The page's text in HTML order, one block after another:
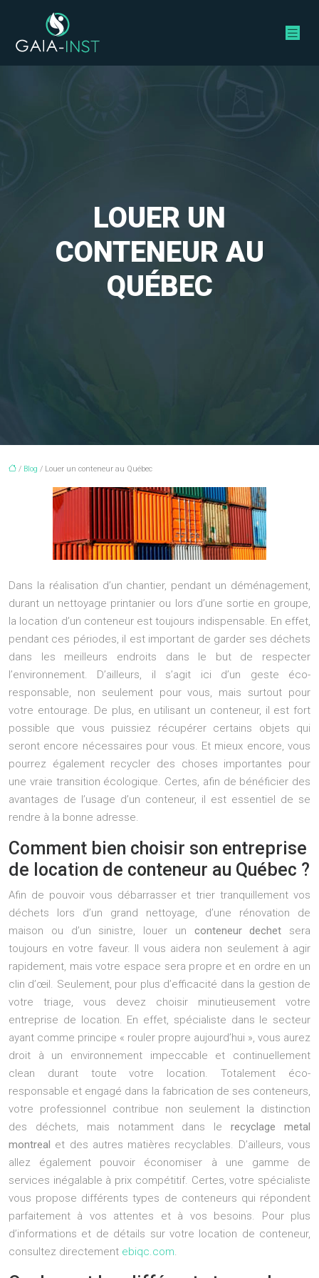
LOUER UN
CONTENEUR AU
QUÉBEC
/ Blog / Louer un conteneur au Québec
Dans la réalisation d’un chantier, pendant un déménagement,
durant un nettoyage printanier ou lors d’une sortie en groupe,
la location d’un conteneur est toujours indispensable. En effet,
pendant ces périodes, il est important de garder ses déchets
dans les meilleurs endroits dans le but de respecter
l’environnement. D’ailleurs, il s’agit ici d’un geste éco-
responsable, non seulement pour vous, mais surtout pour
votre entourage. De plus, en utilisant un conteneur, il est fort
possible que vous puissiez récupérer certains objets qui
seront encore nécessaires pour vous. Et mieux encore, vous
pourrez également recycler des choses importantes pour
une vraie transition écologique. Certes, afin de bénéficier des
avantages de l’usage d’un conteneur, il est essentiel de se
rendre à la bonne adresse.
Comment bien choisir son entreprise
de location de conteneur au Québec ?
Afin de pouvoir vous débarrasser et trier tranquillement vos
déchets lors d’un grand nettoyage, d’une rénovation de
maison ou d’un sinistre, louer un conteneur dechet sera
toujours en votre faveur. Il vous aidera non seulement à agir
rapidement, mais votre espace sera propre et en ordre en un
clin d’œil. Seulement, pour plus d’efficacité dans la gestion de
votre triage, vous devez choisir minutieusement votre
entreprise de location. En effet, spécialiste dans le secteur
ayant comme principe « rouler propre aujourd’hui », vous aurez
droit à un environnement impeccable et continuellement
clean durant toute votre location. Totalement éco-
responsable et engagé dans la fabrication de ses conteneurs,
votre professionnel contribue non seulement la distinction
des déchets, mais notamment dans lerecyclage metal
montreal et des autres matières recyclables. D’ailleurs, vous
allez également pouvoir économiser à une gamme de
services inégalable à prix compétitif. Certes, votre spécialiste
vous propose différents types de conteneurs qui répondent
parfaitement à vos attentes et à vos besoins. Pour plus
d’informations et de détails sur votre location de conteneur,
consultez directement ebiqc.com.